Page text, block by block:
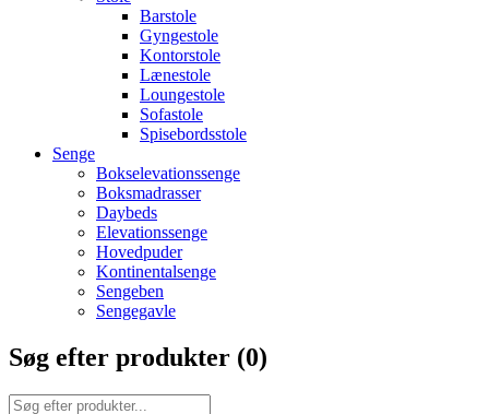
Barstole
Gyngestole
Kontorstole
Lænestole
Loungestole
Sofastole
Spisebordsstole
Senge
Bokselevationssenge
Boksmadrasser
Daybeds
Elevationssenge
Hovedpuder
Kontinentalsenge
Sengeben
Sengegavle
Søg efter produkter (0)